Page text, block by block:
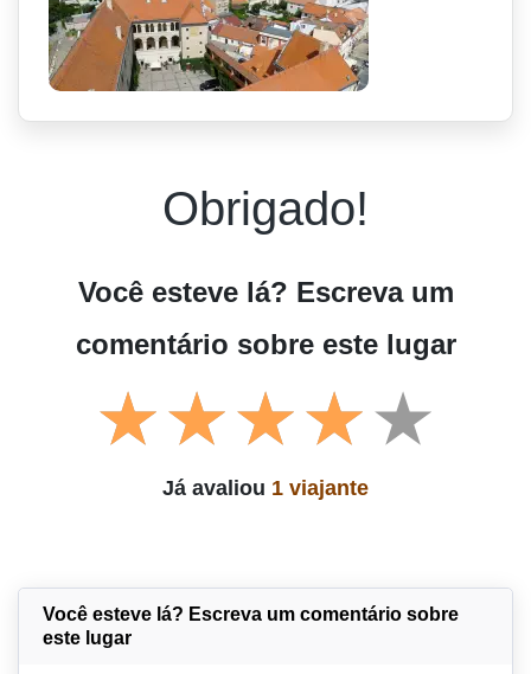
Obrigado!
Você esteve lá? Escreva um
comentário sobre este lugar
Já avaliou 1 viajante
Você esteve lá? Escreva um comentário sobre
este lugar